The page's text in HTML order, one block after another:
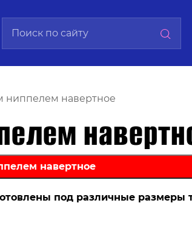
ниппелем навертное
под различные размеры